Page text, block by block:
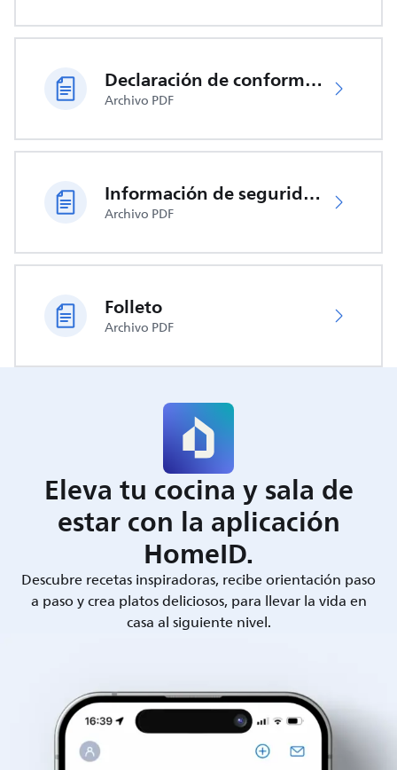
Declaración de conformidad de la UE
Archivo PDF
Información de seguridad importante
Archivo PDF
Folleto
Archivo PDF
Eleva tu cocina y sala de
estar con la aplicación
HomeID.
Descubre recetas inspiradoras, recibe orientación paso
a paso y crea platos deliciosos, para llevar la vida en
casa al siguiente nivel.